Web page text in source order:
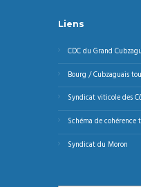
Liens
CDC du Grand
Bourg / Cubzaguais
Syndicat viticole des
Schéma de
Syndicat du Moron